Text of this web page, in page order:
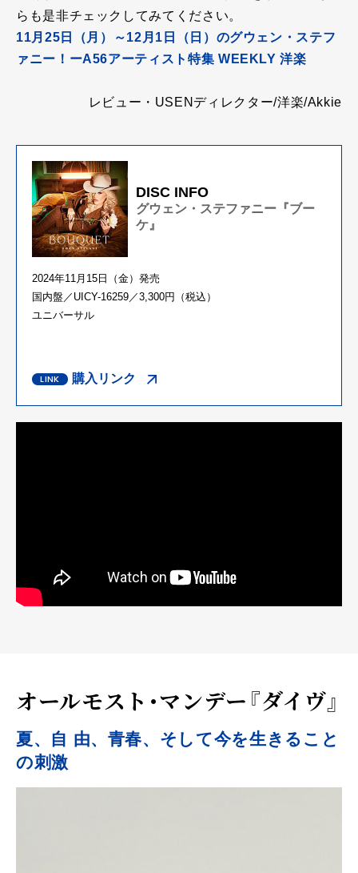
らも是非チェックしてみてください。
11月25日（月）～12月1日（日）のグウェン・ステフ
ァニー！ーA56アーティスト特集 WEEKLY 洋楽
レビュー・USENディレクター/洋楽/Akkie
DISC INFO
グウェン・ステファニー『ブー
ケ』
2024年11月15日（金）発売
国内盤／UICY-16259／3,300円（税込）
ユニバーサル
購入リンク
オールモスト・マンデー『ダイヴ』
夏、自 由、青春、そして今を生きること
の刺激